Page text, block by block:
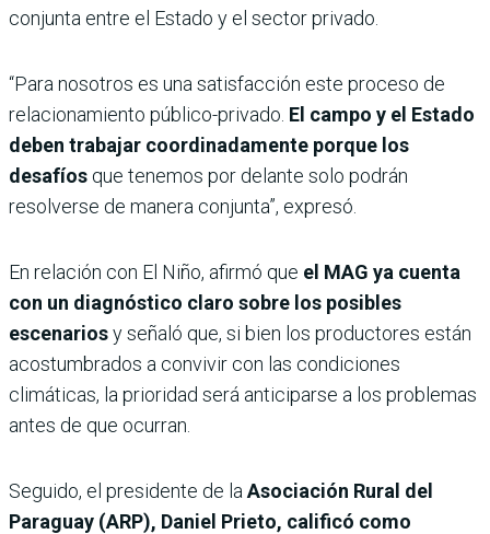
conjunta entre el Estado y el sector privado.
“Para nosotros es una satisfacción este proceso de
relacionamiento público-privado. El campo y el Estado
deben trabajar coordinadamente porque los
desafíos que tenemos por delante solo podrán
resolverse de manera conjunta”, expresó.
En relación con El Niño, afirmó que el MAG ya cuenta
con un diagnóstico claro sobre los posibles
escenariosy señaló que, si bien los productores están
acostumbrados a convivir con las condiciones
climáticas, la prioridad será anticiparse a los problemas
antes de que ocurran.
Seguido, el presidente de la Asociación Rural del
Paraguay (ARP), Daniel Prieto, calificó como